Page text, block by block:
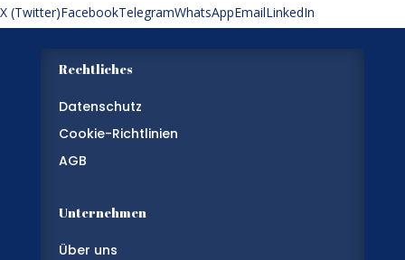
X (Twitter)FacebookTelegramWhatsAppEmailLinkedIn
Rechtliches
Datenschutz
Cookie-Richtlinien
AGB
Unternehmen
Über uns